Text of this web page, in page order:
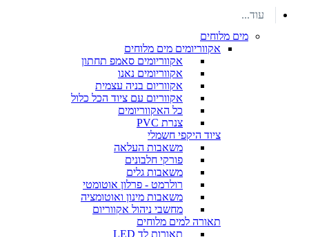
עוד...
מים מלוחים
אקווריומים מים מלוחים
אקווריומים סאמפ תחתון
אקווריומים נאנו
אקווריום בניה עצמית
אקווריום עם ציוד הכל כלול
כל האקווריומים
צנרת PVC
ציוד היקפי חשמלי
משאבות העלאה
פורקי חלבונים
משאבות גלים
רולרמט - פרלון אוטומטי
משאבות מינון ואוטומציה
מחשבי ניהול אקווריום
תאורה למים מלוחים
תאורות לד LED